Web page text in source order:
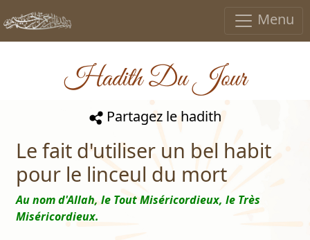
Menu
Hadith Du Jour
Partagez le hadith
Le fait d'utiliser un bel habit
pour le linceul du mort
Au nom d'Allah, le Tout Miséricordieux, le Très
Miséricordieux.